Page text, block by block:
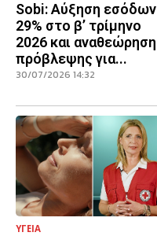
Sobi: Αύξηση εσόδων
29% στο β’ τρίμηνο
2026 και αναθεώρηση
πρόβλεψης για...
30/07/2026 14:32
ΥΓΕΙΑ